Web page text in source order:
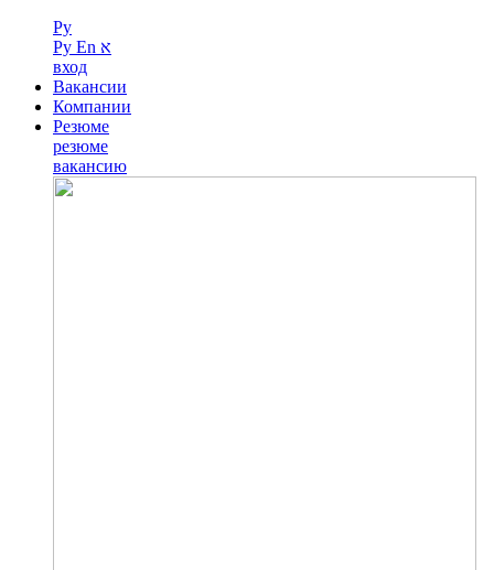
Ру
Ру En א
вход
Вакансии
Компании
Резюме
резюме
вакансию